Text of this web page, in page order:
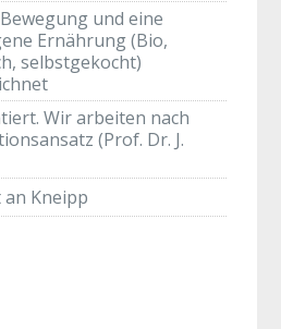
und eine
Ernährung (Bio,
selbstgekocht)
Wir arbeiten nach
(Prof. Dr. J.
Kneipp